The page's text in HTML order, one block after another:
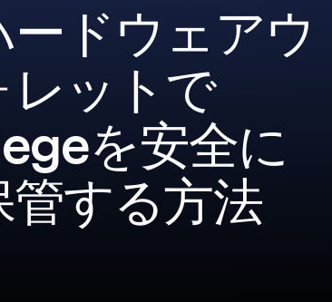
ードウェアウ
レットで
を安全に
管する方法